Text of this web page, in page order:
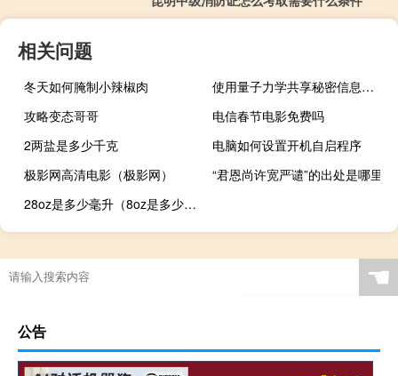
相关问题
冬天如何腌制小辣椒肉
使用量子力学共享秘密信息的新方法
攻略变态哥哥
电信春节电影免费吗
2两盐是多少千克
电脑如何设置开机自启程序
极影网高清电影（极影网）
“君恩尚许宽严谴”的出处是哪里
28oz是多少毫升（8oz是多少毫升）
☚
公告